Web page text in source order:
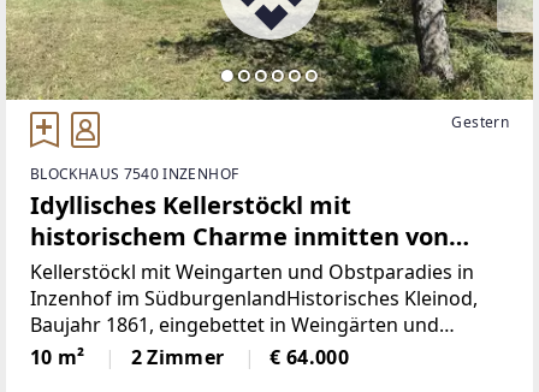
Gestern
BLOCKHAUS 7540 INZENHOF
Idyllisches Kellerstöckl mit
historischem Charme inmitten von
Weingärten & Obstbäumen
Kellerstöckl mit Weingarten und Obstparadies in
Inzenhof im SüdburgenlandHistorisches Kleinod,
Baujahr 1861, eingebettet in Weingärten und
ObstbäumeDieses charmante Kellerstöckl mit einer
Nutzfläche von ca. 23 m² und einer
10 m² 2 Zimmer € 64.000